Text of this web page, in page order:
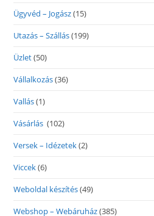
Ügyvéd – Jogász(15)
Utazás – Szállás(199)
Üzlet(50)
Vállalkozás(36)
Vallás(1)
Vásárlás (102)
Versek – Idézetek(2)
Viccek(6)
Weboldal készítés(49)
Webshop – Webáruház(385)